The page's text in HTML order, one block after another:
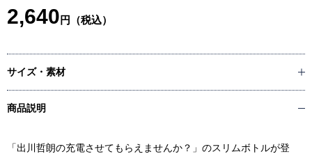
2,640 円（税込）
サイズ・素材
商品説明
「出川哲朗の充電させてもらえませんか？」のスリムボトルが登